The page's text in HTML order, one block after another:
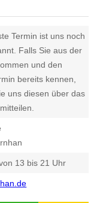
Termin ist uns noch
Falls Sie aus der
und den
bereits kennen,
uns diesen über das
mitteilen.
13 bis 21 Uhr